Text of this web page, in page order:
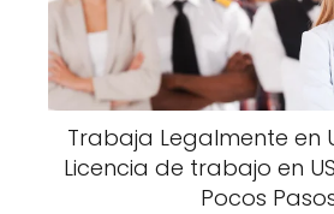
Trabaja Legalmente en
Licencia de trabajo en
Pocos